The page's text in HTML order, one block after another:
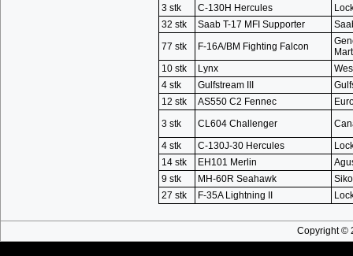
3 stk
C-130H Hercules
32 stk
Saab T-17 MFI Supporter
77 stk
F-16A/BM Fighting Falcon
10 stk
Lynx
4 stk
Gulfstream III
12 stk
AS550 C2 Fennec
3 stk
CL604 Challenger
4 stk
C-130J-30 Hercules
14 stk
EH101 Merlin
9 stk
MH-60R Seahawk
27 stk
F-35A Lightning II
Copyright ©